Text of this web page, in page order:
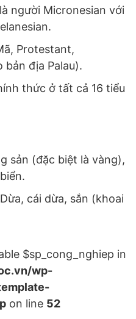
người Micronesian với
Protestant,
địa Palau).
thức ở tất cả 16 tiểu
sản (đặc biệt là vàng),
cái dừa, sắn (khoai
$sp_cong_nghiep in
wp-
on line 52